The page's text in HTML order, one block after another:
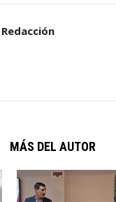
MÁS DEL AUTOR